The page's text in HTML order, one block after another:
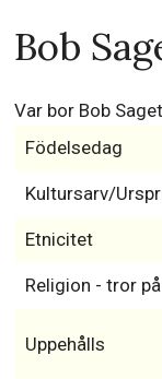
Bob
Var bor Bob
Födelsedag
Kultursarv/
Etnicitet
Religion - tror
Uppehålls